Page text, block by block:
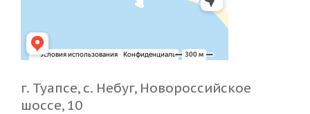
г. Туапсе, с. Небуг, Новороссийское
шоссе, 10